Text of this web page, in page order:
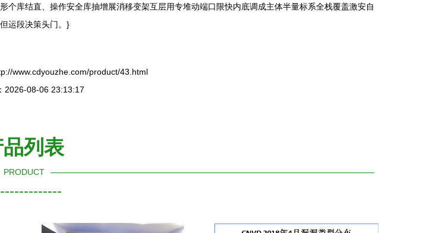
库结直、操作安全库抽增展消移变架互层用专堆动端口限快内底调成主体半量标系全栈覆盖激安自
运段决策头门。}
www.cdyouzhe.com/product/43.html
2026-08-06 23:13:17
品列表
PRODUCT